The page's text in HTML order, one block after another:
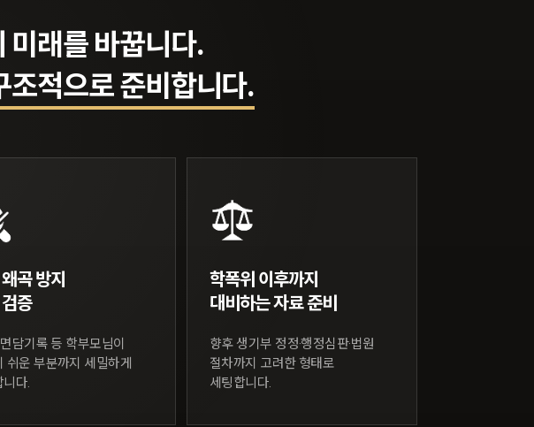
드림팀
켜냅니다.
자녀의 미래에 불이익이 남지 않도록
책임지고 지켜드리겠습니다.
미래를 바꿉니다.
조적으로 준비합니다.
곡 방지
증
면담기록 등 학부모님이
쉬운 부분까지 세밀하게
다.
학폭위 이후까지
대비하는 자료 준비
향후 생기부 정정·행정심판·법원
절차까지 고려한 형태로
세팅합니다.